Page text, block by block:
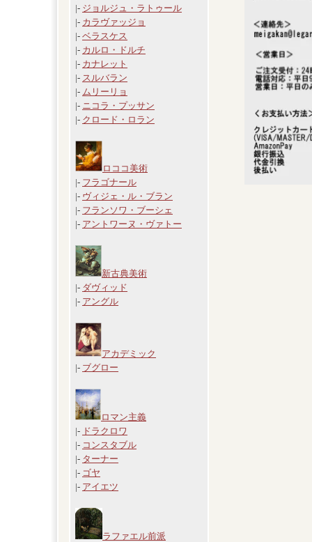
|- ジョルジュ・ラトゥール
|- カラヴァッジョ
|- ベラスケス
|- カルロ・ドルチ
|- カナレット
|- スルバラン
|- ムリーリョ
|- ニコラ・プッサン
|- クロード・ロラン
ロココ美術
|- フラゴナール
|- ヴィジェ・ル・ブラン
|- フランソワ・ブーシェ
|- アントワーヌ・ヴァトー
新古典美術
|- ダヴィッド
|- アングル
アカデミック
|- ブグロー
ロマン主義
|- ドラクロワ
|- コンスタブル
|- ターナー
|- ゴヤ
|- アイエツ
ラファエル前派